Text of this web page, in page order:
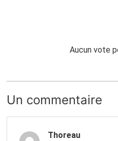
Aucun vote
Un commentaire
Thoreau